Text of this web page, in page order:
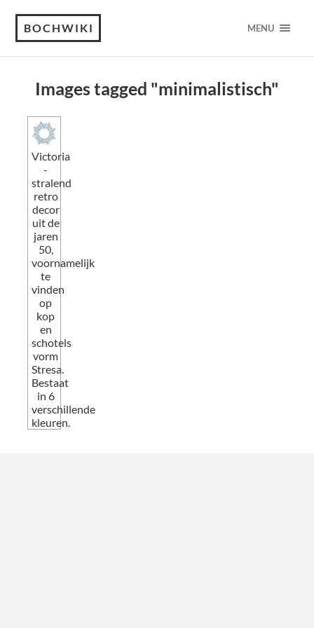
BOCHWIKI MENU
Images tagged "minimalistisch"
Victoria
-
stralend
retro
decor
uit de
jaren
50,
voornamelijk
te
vinden
op
kop
en
schotels
vorm
Stresa.
Bestaat
in 6
verschillende
kleuren.